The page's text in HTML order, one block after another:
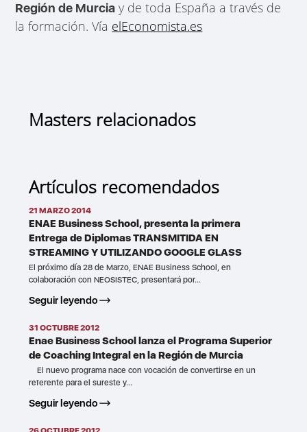
Región de Murcia y de toda España a través de
la formación. Vía elEconomista.es
Masters relacionados
Artículos recomendados
21 MARZO 2014
ENAE Business School, presenta la primera
Entrega de Diplomas TRANSMITIDA EN
STREAMING Y UTILIZANDO GOOGLE GLASS
El próximo día 28 de Marzo, ENAE Business School, en
colaboración con NEOSISTEC, presentará por...
Seguir leyendo
31 OCTUBRE 2012
Enae Business School lanza el Programa Superior
de Coaching Integral en la Región de Murcia
El nuevo programa nace con vocación de convertirse en un
referente para el sureste y...
Seguir leyendo